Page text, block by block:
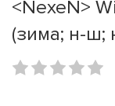
<NexeN>
(зима; н-ш;